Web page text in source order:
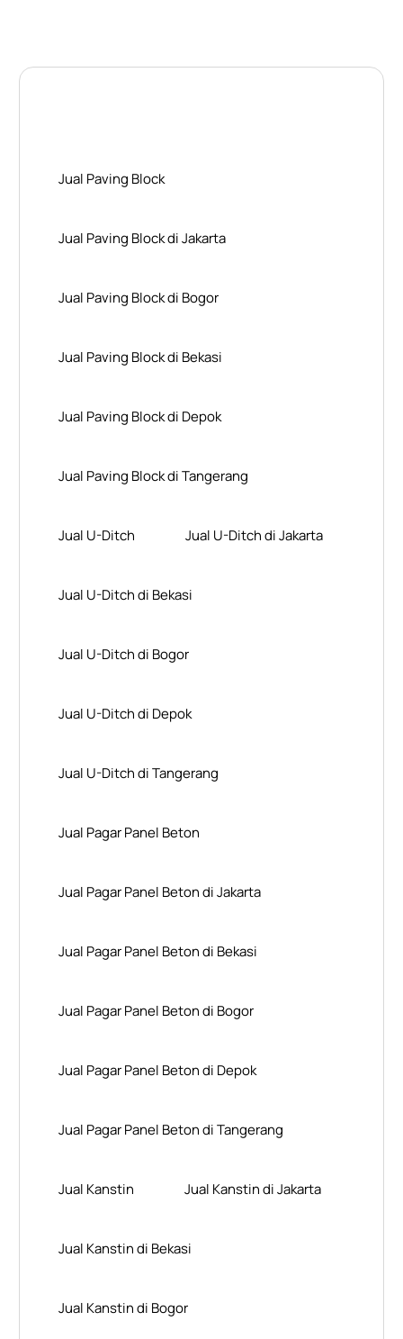
Jual Paving Block
Jual Paving Block di Jakarta
Jual Paving Block di Bogor
Jual Paving Block di Bekasi
Jual Paving Block di Depok
Jual Paving Block di Tangerang
Jual U-Ditch Jual U-Ditch di Jakarta
Jual U-Ditch di Bekasi
Jual U-Ditch di Bogor
Jual U-Ditch di Depok
Jual U-Ditch di Tangerang
Jual Pagar Panel Beton
Jual Pagar Panel Beton di Jakarta
Jual Pagar Panel Beton di Bekasi
Jual Pagar Panel Beton di Bogor
Jual Pagar Panel Beton di Depok
Jual Pagar Panel Beton di Tangerang
Jual Kanstin Jual Kanstin di Jakarta
Jual Kanstin di Bekasi
Jual Kanstin di Bogor